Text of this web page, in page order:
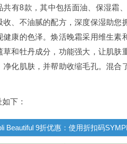
共有8款，其中包括面油、保湿霜
收、不油腻的配方，深度保湿助
健康的色泽。焕活晚霜采用维生
草和牡丹成分，功能强大，让肌
净化肌肤，并帮助收缩毛孔。混
下：
Beautiful 9折优惠：使用折扣码